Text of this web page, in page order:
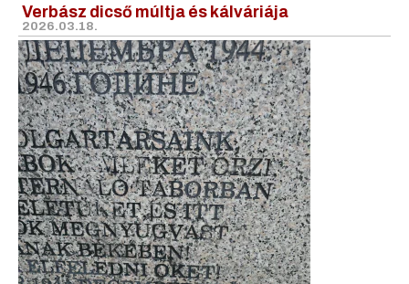
Verbász dicső múltja és kálváriája
2026.03.18.